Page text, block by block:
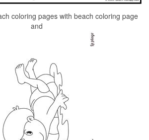
coloring pages with beach coloring page
and